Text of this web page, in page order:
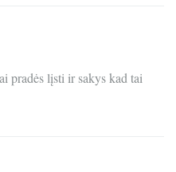
pradės lįsti ir sakys kad tai